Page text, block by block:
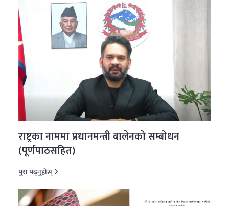
राष्ट्रका नाममा प्रधानमन्त्री बालेनको सम्बोधन
(पूर्णपाठसहित)
पुरा पढ्नुहोस्